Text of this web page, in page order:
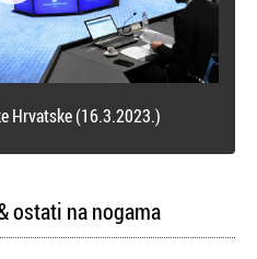
Hrvatske (16.3.2023.)
ostati na nogama